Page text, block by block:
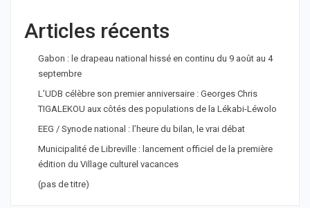
Articles récents
Gabon : le drapeau national hissé en continu du 9 août au 4
septembre
L’UDB célèbre son premier anniversaire : Georges Chris
TIGALEKOU aux côtés des populations de la Lékabi-Léwolo
EEG / Synode national : l’heure du bilan, le vrai débat
Municipalité de Libreville : lancement officiel de la première
édition du Village culturel vacances
(pas de titre)